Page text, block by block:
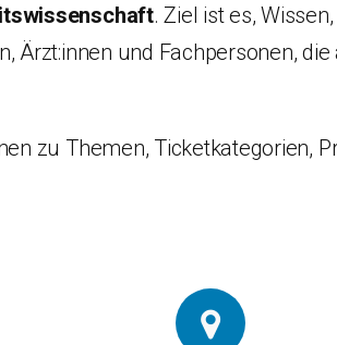
. Ziel ist es,
Ärzt:innen und Fachpersonen,
zu Themen, Ticketkategorien,